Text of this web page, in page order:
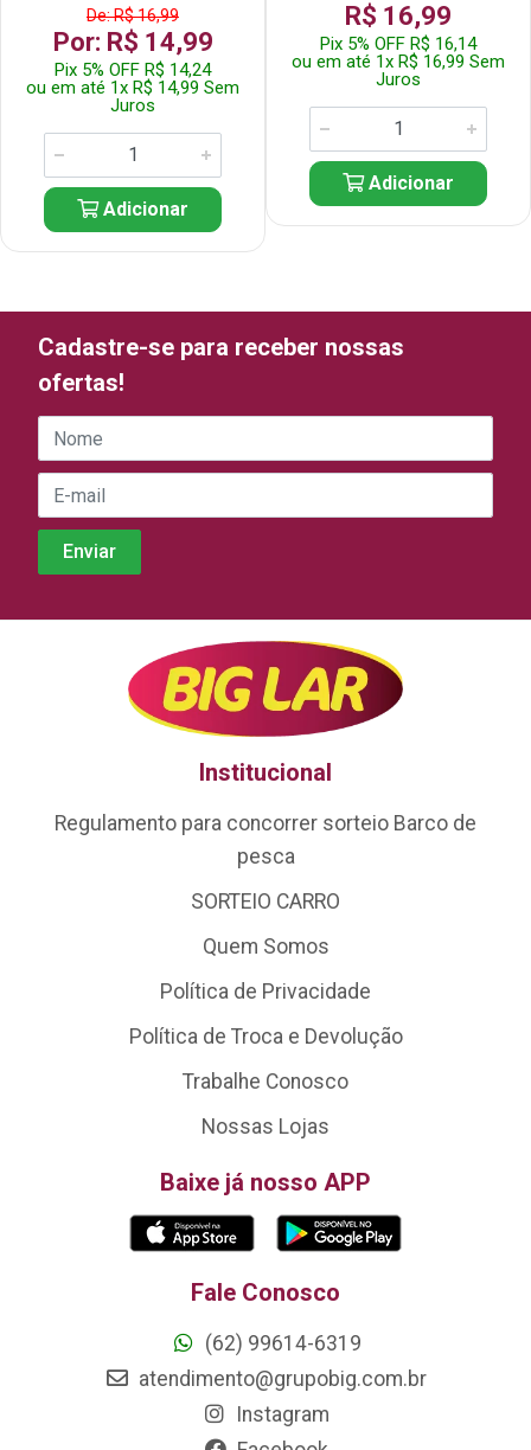
De: R$ 16,99
Por: R$ 14,99
Pix 5% OFF R$ 14,24
ou em até 1x R$ 14,99 Sem
Juros
Adicionar
R$ 16,99
Pix 5% OFF R$ 16,14
ou em até 1x R$ 16,99 Sem
Juros
Adicionar
Cadastre-se para receber nossas
ofertas!
Institucional
Regulamento para concorrer sorteio Barco de
pesca
SORTEIO CARRO
Quem Somos
Política de Privacidade
Política de Troca e Devolução
Trabalhe Conosco
Nossas Lojas
Baixe já nosso APP
Fale Conosco
(62) 99614-6319
atendimento@grupobig.com.br
Instagram